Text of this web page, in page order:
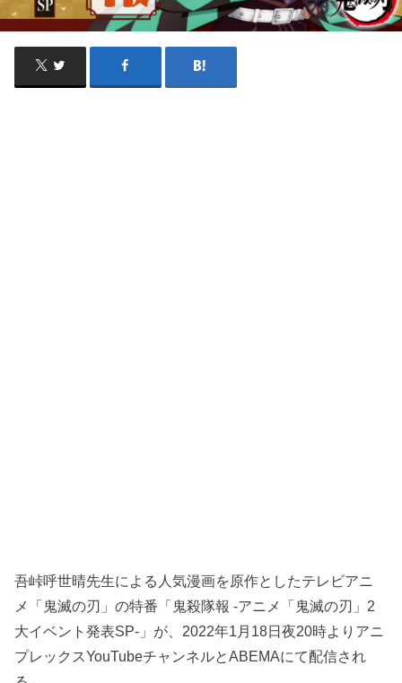
吾峠呼世晴先生による人気漫画を原作としたテレビアニ
メ「鬼滅の刃」の特番「鬼殺隊報 -アニメ「鬼滅の刃」2
大イベント発表SP-」が、2022年1月18日夜20時よりアニ
プレックスYouTubeチャンネルとABEMAにて配信され